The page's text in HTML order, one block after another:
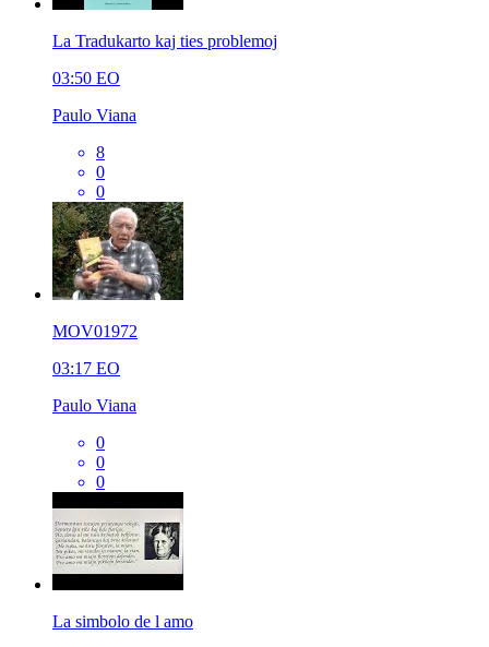
La Tradukarto kaj ties problemoj
03:50 EO
Paulo Viana
8
0
0
MOV01972
03:17 EO
Paulo Viana
0
0
0
La simbolo de l amo